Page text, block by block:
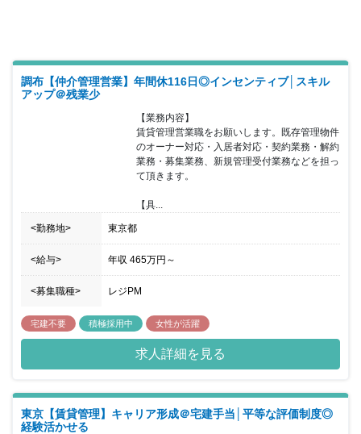
長に向けた準備を整えている同社において、新たな一歩を会社と共
に歩んでいくことが可能です。
調布【仲介管理営業】年間休116日◎インセンティブ│スキル
アップ＠残業少
【業務内容】
賃貸管理営業職をお願いします。既存管理物件
のオーナー対応・入居者対応・契約業務・解約
業務・募集業務、新規管理受付業務などを担っ
て頂きます。
【具...
<勤務地> 東京都
<給与> 年収 465万円 ～
<募集職種> レジPM
宅建不要 積極採用中 女性が活躍
求人詳細を見る
東京【賃貸管理】キャリア形成＠宅建手当│平等な評価制度◎
経験活かせる